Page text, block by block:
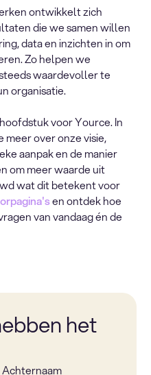
ontwikkelt zich
die we samen willen
data en inzichten in om
Zo helpen we
waardevoller te
organisatie.
voor Yource. In
over onze visie,
aanpak en de manier
om meer waarde uit
wat dit betekent voor
en ontdek hoe
van vandaag én de
het
Achternaam